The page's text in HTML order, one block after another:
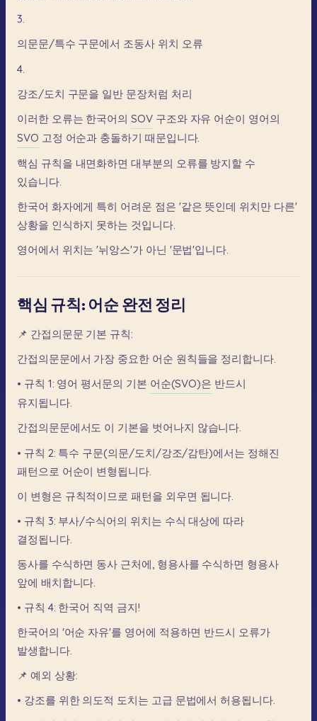
3.
의문문/특수 구문에서 조동사 위치 오류
4.
강조/도치 구문을 일반 문장처럼 처리
이러한 오류는 한국어의 SOV 구조와 자유 어순이 영어의
SVO 고정 어순과 충돌하기 때문입니다.
핵심 규칙을 내면화하면 대부분의 오류를 방지할 수
있습니다.
한국어 화자에게 특히 어려운 점은 '같은 뜻인데 위치만 다른'
상황을 인식하지 못하는 것입니다.
영어에서 위치는 '뉘앙스'가 아닌 '문법'입니다.
핵심 규칙: 어순 완전 정리
📌 간접의문문 기본 규칙:
간접의문문에서 가장 중요한 어순 원칙들을 정리합니다.
• 규칙 1: 영어 평서문의 기본 어순(SVO)은 반드시
유지됩니다.
간접의문문에서도 이 기본을 벗어나지 않습니다.
• 규칙 2: 특수 구문(의문/도치/강조/감탄)에서는 정해진
패턴으로 어순이 변형됩니다.
이 변형은 규칙적이므로 패턴을 외우면 됩니다.
• 규칙 3: 부사/수식어의 위치는 수식 대상에 따라
결정됩니다.
동사를 수식하면 동사 근처에, 형용사를 수식하면 형용사
앞에 배치합니다.
• 규칙 4: 한국어 직역 금지!
한국어의 '어순 자유'를 영어에 적용하면 반드시 오류가
발생합니다.
📌 예외 상황:
• 강조를 위한 의도적 도치는 고급 문법에서 허용됩니다.